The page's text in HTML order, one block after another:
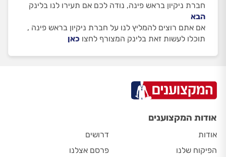
חברת ניקיון בראש פינה, נודה לכם אם תעירו לנו בלינק
הבא
אם אתם רוצים להמליץ לנו על חברת ניקיון בראש פינה ,
תוכלו לעשות זאת בלינק המצורף לחצו כאן
אודות המקצוענים
אודות
הפיקוח שלנו
דרושים
פרסם אצלנו